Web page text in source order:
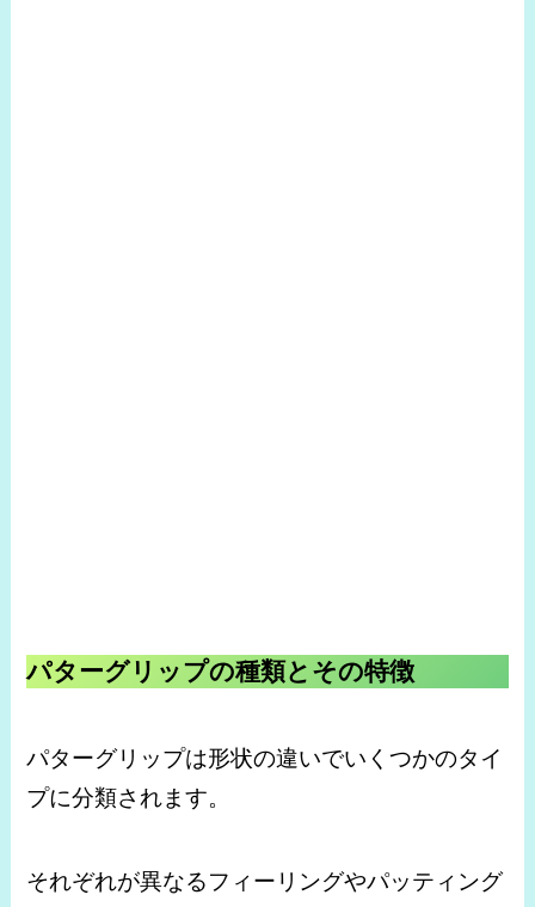
パターグリップの種類とその特徴
パターグリップは形状の違いでいくつかのタイ
プに分類されます。
それぞれが異なるフィーリングやパッティング